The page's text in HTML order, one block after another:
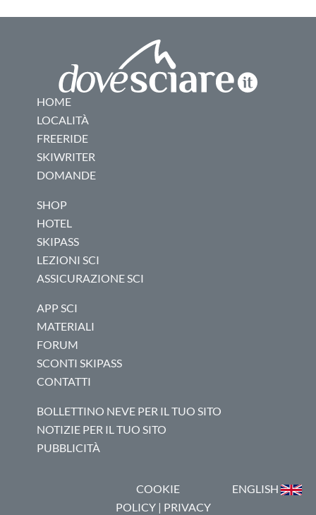
HOME
LOCALITÀ
FREERIDE
SKIWRITER
DOMANDE
SHOP
HOTEL
SKIPASS
LEZIONI SCI
ASSICURAZIONE SCI
APP SCI
MATERIALI
FORUM
SCONTI SKIPASS
CONTATTI
BOLLETTINO NEVE PER IL TUO SITO
NOTIZIE PER IL TUO SITO
PUBBLICITÀ
COOKIE
POLICY| PRIVACY
ENGLISH